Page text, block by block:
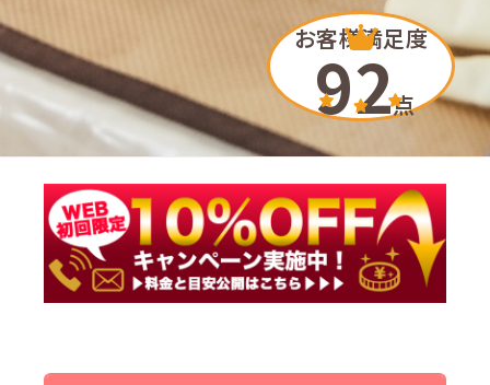
円〜
（税
込）
お客様満足度
92点